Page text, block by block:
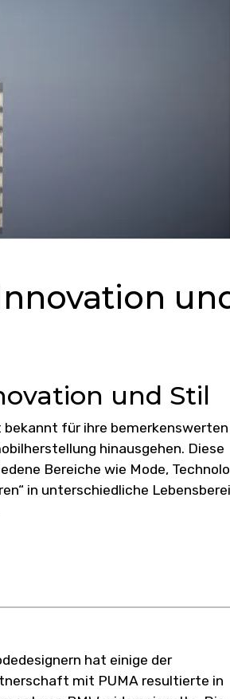
und Stil
bekannt für ihre bemerkenswerten
hinausgehen. Diese
Bereiche wie Mode,
in unterschiedliche
hat einige der
mit PUMA resultierte in